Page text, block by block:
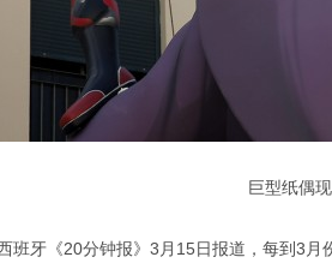
巨型纸偶现
牙《20分钟报》3月15日报道，每到3月